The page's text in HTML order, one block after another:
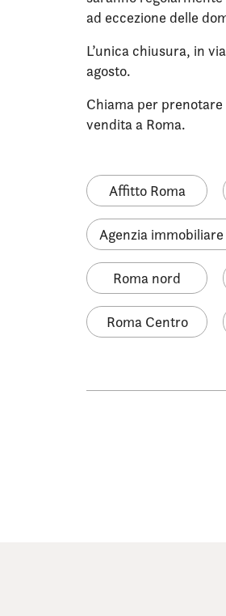
ad eccezione delle
L’unica chiusura, in
agosto.
Chiama per
vendita a Roma.
Affitto Roma
Agenzia immobiliare
Roma nord
Roma Centro